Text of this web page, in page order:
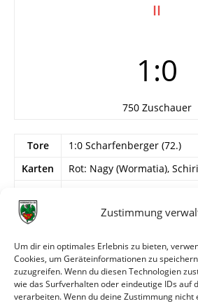
Zustimmung
Um dir ein optimales Erlebnis zu bieten,
Cookies, um Geräteinformationen zu
zuzugreifen. Wenn du diesen Technologien
wie das Surfverhalten oder eindeutige IDs auf
verarbeiten. Wenn du deine Zustimmung
II
1:0
750 Zuschauer
Tore
1:0 Scharfenberger (72.)
Karten
Rot: Nagy (Wormatia),
Verbandsliga Südwest,
D. Müller – Nagy, Thiel,
Basyouni, Dell, Bullinger,
Moh Amar, Schröher (83.